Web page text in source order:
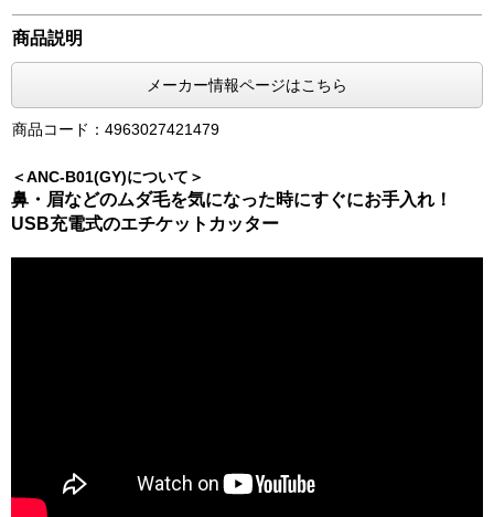
商品説明
メーカー情報ページはこちら
商品コード：4963027421479
＜ANC-B01(GY)について＞
鼻・眉などのムダ毛を気になった時にすぐにお手入れ！
USB充電式のエチケットカッター